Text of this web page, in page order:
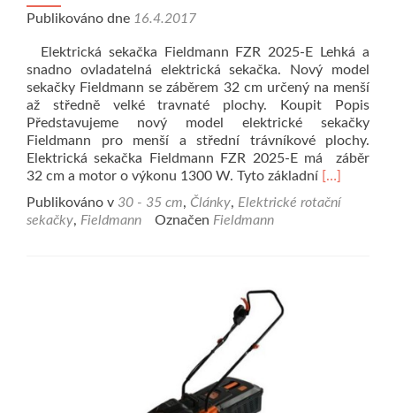
Publikováno dne 16.4.2017
Elektrická sekačka Fieldmann FZR 2025-E Lehká a
snadno ovladatelná elektrická sekačka. Nový model
sekačky Fieldmann se záběrem 32 cm určený na menší
až středně velké travnaté plochy. Koupit Popis
Představujeme nový model elektrické sekačky
Fieldmann pro menší a střední trávníkové plochy.
Elektrická sekačka Fieldmann FZR 2025-E má záběr
32 cm a motor o výkonu 1300 W. Tyto základní Přečíst si
[…]
Publikováno v 30 - 35 cm, Články, Elektrické rotační
sekačky, Fieldmann Označen Fieldmann